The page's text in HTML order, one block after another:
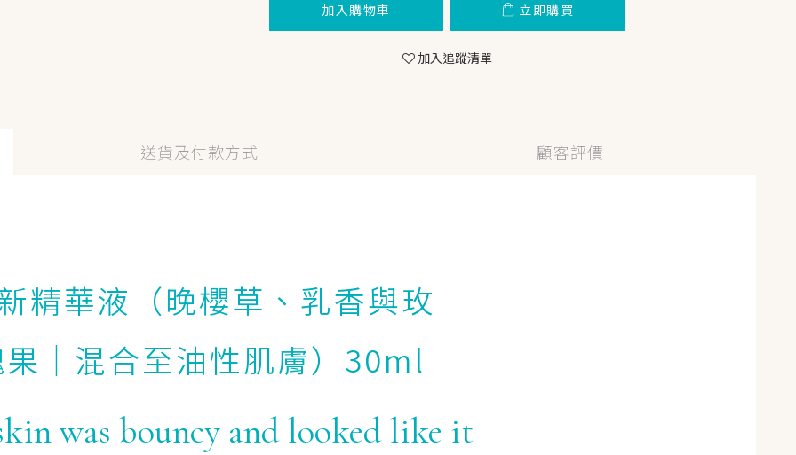
加入購物車 立即購買
加入追蹤清單
送貨及付款方式 顧客評價
精華液（晚櫻草、乳香與玫
｜混合至油性肌膚）30ml
was bouncy and looked like it